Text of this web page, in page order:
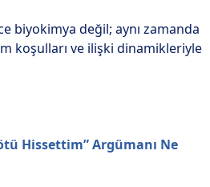
biyokimya değil; aynı zamanda
koşulları ve ilişki dinamikleriyle
Hissettim” Argümanı Ne